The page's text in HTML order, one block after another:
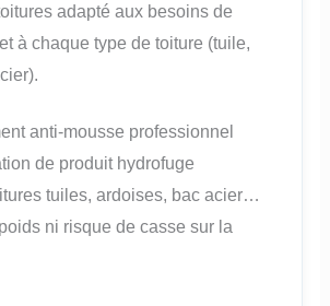
adapté aux besoins de
à chaque type de toiture (tuile,
anti-mousse professionnel
de produit hydrofuge
tuiles, ardoises, bac acier…
ni risque de casse sur la